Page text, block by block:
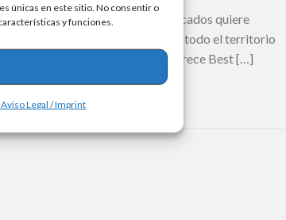
únicas en este sitio. No consentir o
y funciones.
Aviso Legal / Imprint
de supermercados e hipermercados quiere
áreas de actuación por todo el territorio
de recepcionista que ofrece Best […]